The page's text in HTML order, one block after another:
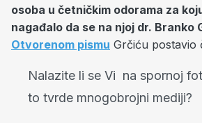
osoba u četničkim odorama za
nagađalo da se na njoj dr. Branko
Otvorenom pismu Grčiću postavio
Nalazite li se Vi na spornoj
to tvrde mnogobrojni mediji?